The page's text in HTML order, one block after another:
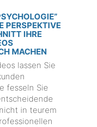
PERSPEKTIVE
IHRE
MACHEN
lassen Sie
fesseln Sie
in teurem